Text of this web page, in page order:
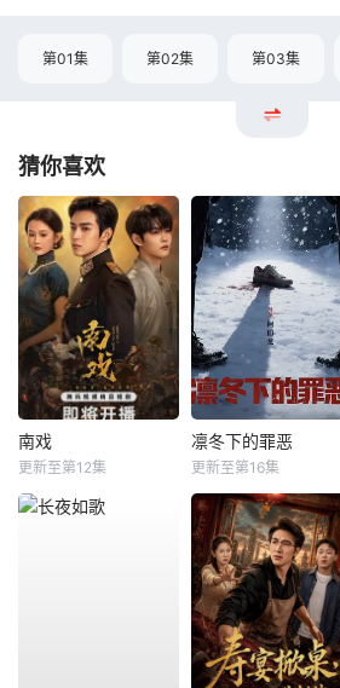
第01集 第02集 第03集
猜你喜欢
南戏
更新至第12集
凛冬下的罪恶
更新至第16集